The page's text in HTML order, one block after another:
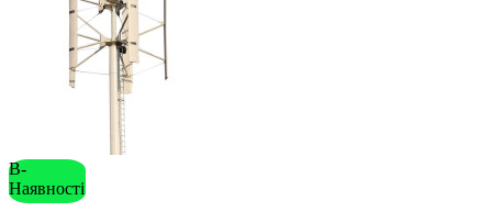
В-
Наявності